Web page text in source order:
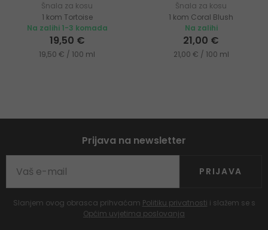
Šnala za kosu
1 kom Tortoise
Na zalihi 1-3 komada
19,50 €
19,50 € / 100 ml
Šnala za kosu
1 kom Coral Blush
Na zalihi
21,00 €
21,00 € / 100 ml
Prijava na newsletter
PRIJAVA
Slanjem ovog obrasca prihvaćam Politiku privatnosti i slažem se s
Općim uvjetima poslovanja